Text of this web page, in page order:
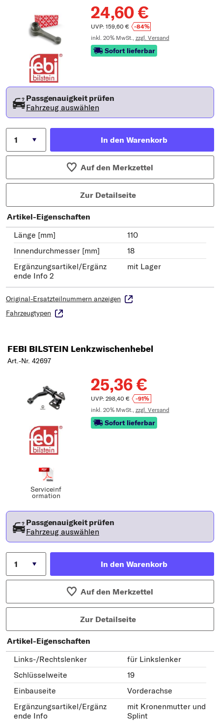
24,60 €
UVP: 159,60 €
-84%
inkl. 20% MwSt., zzgl. Versand
Sofort lieferbar
Passgenauigkeit prüfen
Fahrzeug auswählen
In den Warenkorb
Auf den Merkzettel
Zur Detailseite
Artikel-Eigenschaften
Länge [mm]
110
Innendurchmesser [mm]
18
Ergänzungsartikel/Ergänz
ende Info 2
mit Lager
Original-Ersatzteilnummern anzeigen
Fahrzeugtypen
FEBI BILSTEIN Lenkzwischenhebel
Art.-Nr. 42697
Serviceinf
ormation
25,36 €
UVP: 298,40 €
-91%
inkl. 20% MwSt., zzgl. Versand
Sofort lieferbar
Passgenauigkeit prüfen
Fahrzeug auswählen
In den Warenkorb
Auf den Merkzettel
Zur Detailseite
Artikel-Eigenschaften
Links-/Rechtslenker
für Linkslenker
Schlüsselweite
19
Einbauseite
Vorderachse
Ergänzungsartikel/Ergänz
ende Info
mit Kronenmutter und
Splint